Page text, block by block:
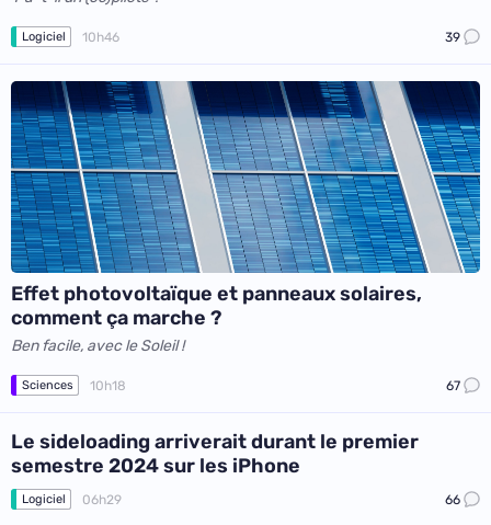
Logiciel 10h46 39
Effet photovoltaïque et panneaux solaires,
comment ça marche ?
Ben facile, avec le Soleil !
Sciences 10h18 67
Le sideloading arriverait durant le premier
semestre 2024 sur les iPhone
Logiciel 06h29 66